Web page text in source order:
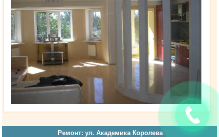
Ремонт: ул. Академика Королева